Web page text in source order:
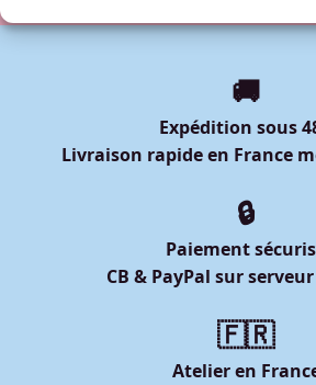
🚚
Expédition sous
Livraison rapide en France
🔒
Paiement
CB & PayPal sur
🇫🇷
Atelier en